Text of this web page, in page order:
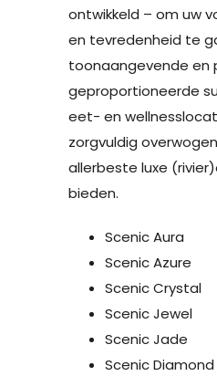
ontwikkeld – om uw
en tevredenheid te
toonaangevende en
geproportioneerde
eet- en
zorgvuldig
allerbeste luxe
bieden.
Scenic Aura
Scenic Azure
Scenic Crystal
Scenic Jewel
Scenic Jade
Scenic Diamond